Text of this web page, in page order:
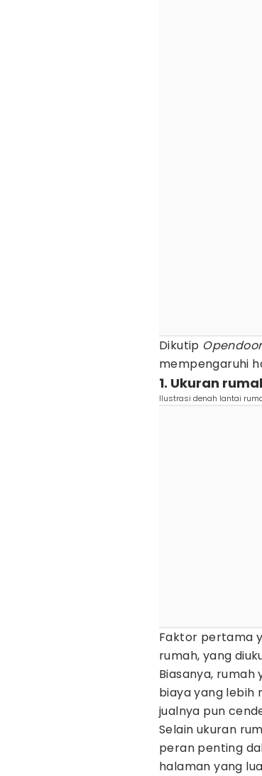
Dikutip Opendoor
mempengaruhi
1. Ukuran
Ilustrasi denah lantai
Faktor pertama
rumah, yang
Biasanya, rumah
biaya yang lebih
jualnya pun
Selain ukuran
peran penting
halaman yang